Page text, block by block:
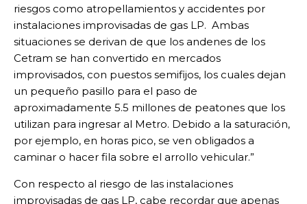
riesgos como atropellamientos y accidentes por
instalaciones improvisadas de gas LP. Ambas
situaciones se derivan de que los andenes de los
Cetram se han convertido en mercados
improvisados, con puestos semifijos, los cuales dejan
un pequeño pasillo para el paso de
aproximadamente 5.5 millones de peatones que los
utilizan para ingresar al Metro. Debido a la saturación,
por ejemplo, en horas pico, se ven obligados a
caminar o hacer fila sobre el arrollo vehicular.”
Con respecto al riesgo de las instalaciones
improvisadas de gas LP, cabe recordar que apenas